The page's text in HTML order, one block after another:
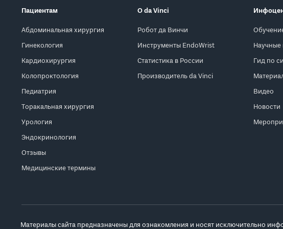
Пациентам
Абдоминальная хирургия
Гинекология
Кардиохирургия
Колопроктология
Педиатрия
Торакальная хирургия
Урология
Эндокринология
Отзывы
Медицинские термины
О da Vinci
Робот да Винчи
Инструменты EndoWrist
Статистика в России
Производитель da Vinci
Научные
Гид по
Видео
Новости
Материалы сайта предназначены для ознакомления и носят исключительно